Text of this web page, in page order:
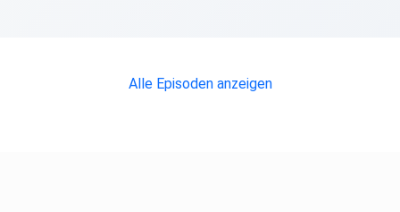
Alle Episoden anzeigen